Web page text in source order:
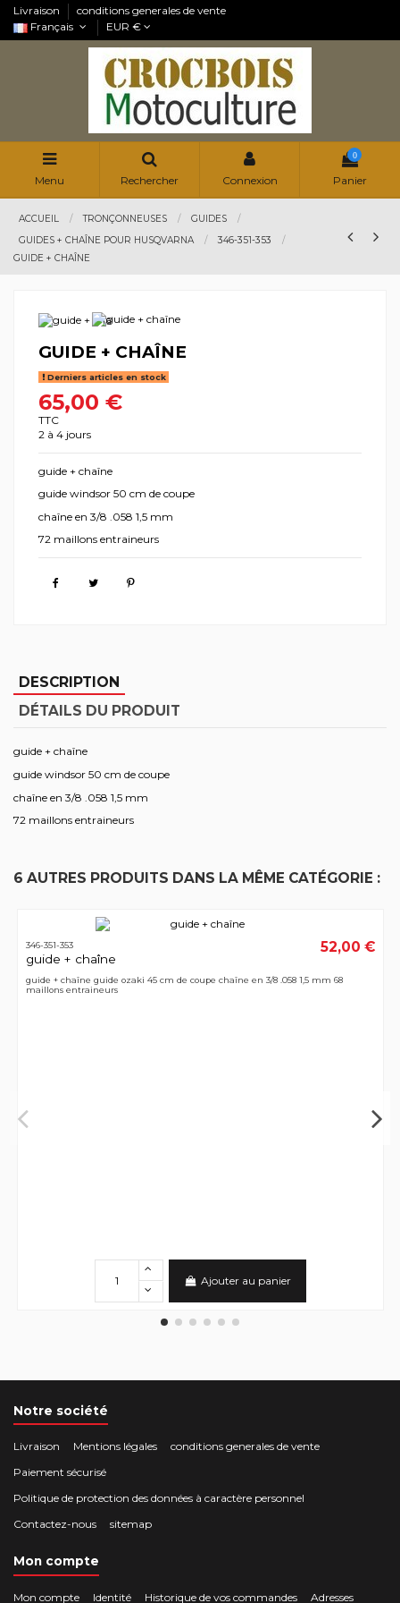
Livraison
conditions generales de vente
Français
EUR €
Menu Rechercher Connexion
0
Panier
ACCUEIL TRONÇONNEUSES
GUIDES
GUIDES + CHAÎNE POUR HUSQVARNA
346-351-353
GUIDE + CHAÎNE
GUIDE + CHAÎNE
Derniers articles en stock
65,00 €
TTC
2 à 4 jours
guide + chaîne
guide windsor 50 cm de coupe
chaîne en 3/8 .058 1,5 mm
72 maillons entraineurs
DESCRIPTION
DÉTAILS DU PRODUIT
guide + chaîne
guide windsor 50 cm de coupe
chaîne en 3/8 .058 1,5 mm
72 maillons entraineurs
6 AUTRES PRODUITS DANS LA MÊME CATÉGORIE :
346-351-353
guide + chaîne
52,00 €
guide + chaîne guide ozaki 45 cm de coupe chaîne en 3/8 .058 1,5 mm 68
maillons entraineurs
Ajouter au panier
Notre société
Livraison Mentions légales
conditions generales de vente
Paiement sécurisé
Politique de protection des données à caractère personnel
Contactez-nous
sitemap
Mon compte
Mon compte Identité Historique de vos commandes Adresses